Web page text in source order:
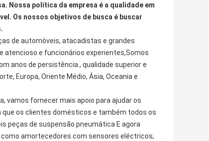
Nossa política da empresa é a qualidade em
Os nossos objetivos de busca é buscar
de automóveis, atacadistas e grandes
atencioso e funcionários experientes,Somos
anos de persistência., qualidade superior e
Europa, Oriente Médio, Ásia, Oceania e
vamos fornecer mais apoio para ajudar os
os clientes domésticos e também todos os
peças de suspensão pneumática E agora
amortecedores com sensores eléctricos,